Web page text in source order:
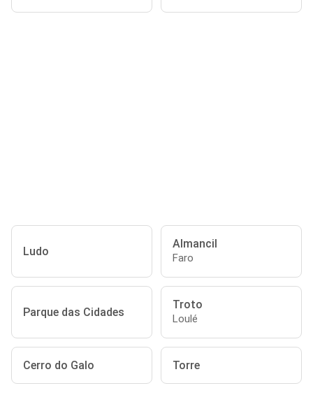
Ludo
Almancil
Faro
Parque das Cidades
Troto
Loulé
Cerro do Galo Torre